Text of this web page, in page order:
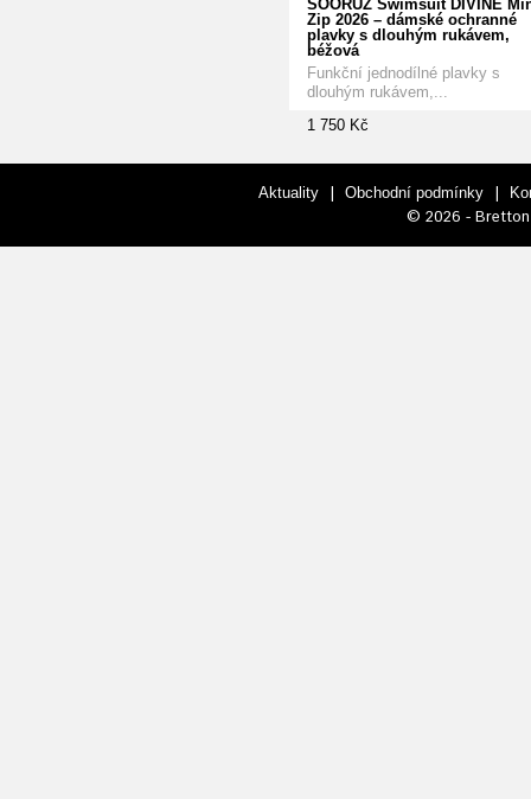
SOÖRUZ Swimsuit DIVINE
Zip 2026 – dámské ochranné
plavky s dlouhým rukávem,
béžová
Funkční jednodílné plavky s
dlouhým rukávem,...
1 750 Kč
Aktuality | Obchodní podmínky |
© 2026 - Bretton